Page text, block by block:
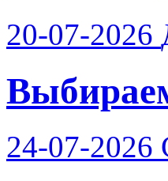
20-07-2026
24-07-2026